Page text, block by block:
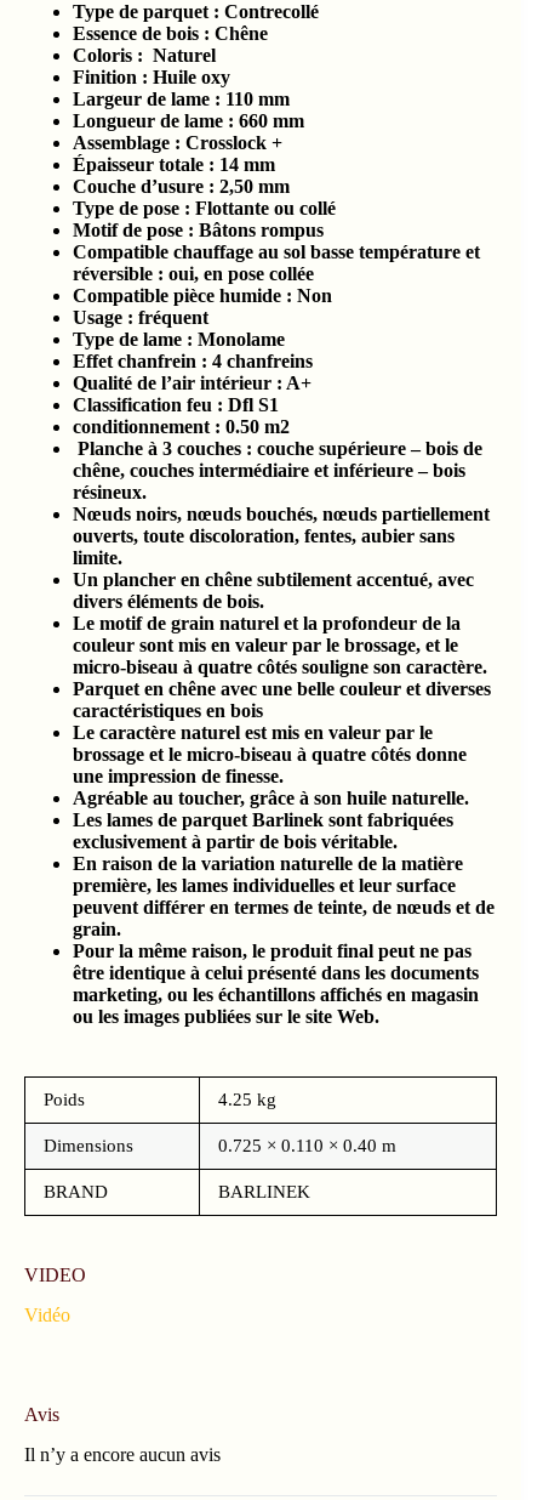
Type de parquet : Contrecollé
Essence de bois : Chêne
Coloris : Naturel
Finition : Huile oxy
Largeur de lame : 110 mm
Longueur de lame : 660 mm
Assemblage : Crosslock +
Épaisseur totale : 14 mm
Couche d’usure : 2,50 mm
Type de pose : Flottante ou collé
Motif de pose : Bâtons rompus
Compatible chauffage au sol basse température et
réversible : oui, en pose collée
Compatible pièce humide : Non
Usage : fréquent
Type de lame : Monolame
Effet chanfrein : 4 chanfreins
Qualité de l’air intérieur : A+
Classification feu : Dfl S1
conditionnement : 0.50 m2
Planche à 3 couches : couche supérieure – bois de
chêne, couches intermédiaire et inférieure – bois
résineux.
Nœuds noirs, nœuds bouchés, nœuds partiellement
ouverts, toute discoloration, fentes, aubier sans
limite.
Un plancher en chêne subtilement accentué, avec
divers éléments de bois.
Le motif de grain naturel et la profondeur de la
couleur sont mis en valeur par le brossage, et le
micro-biseau à quatre côtés souligne son caractère.
Parquet en chêne avec une belle couleur et diverses
caractéristiques en bois
Le caractère naturel est mis en valeur par le
brossage et le micro-biseau à quatre côtés donne
une impression de finesse.
Agréable au toucher, grâce à son huile naturelle.
Les lames de parquet Barlinek sont fabriquées
exclusivement à partir de bois véritable.
En raison de la variation naturelle de la matière
première, les lames individuelles et leur surface
peuvent différer en termes de teinte, de nœuds et de
grain.
Pour la même raison, le produit final peut ne pas
être identique à celui présenté dans les documents
marketing, ou les échantillons affichés en magasin
ou les images publiées sur le site Web.
Poids 4.25 kg
Dimensions 0.725 × 0.110 × 0.40 m
BRAND BARLINEK
VIDEO
Vidéo
Avis
Il n’y a encore aucun avis